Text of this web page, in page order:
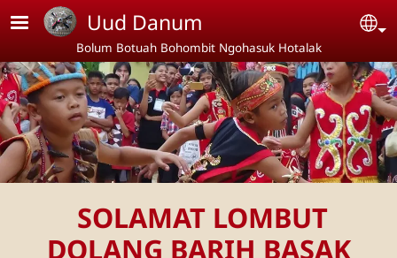
Skip to main content
Uud Danum
Bolum Botuah Bohombit Ngohasuk Hotalak
SOLAMAT LOMBUT
DOLANG BARIH BASAK